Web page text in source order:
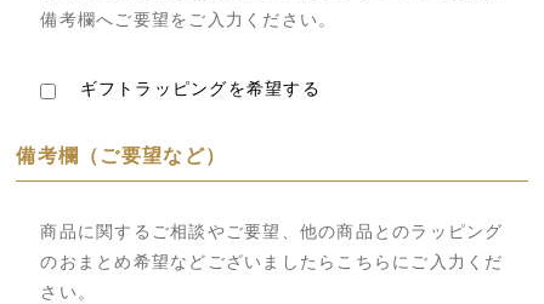
ギフトラッピングを希望する
備考欄へご要望をご入力ください。
備考欄（ご要望など）
商品に関するご相談やご要望、他の商品とのラッピング
のおまとめ希望などございましたらこちらにご入力くだ
さい。